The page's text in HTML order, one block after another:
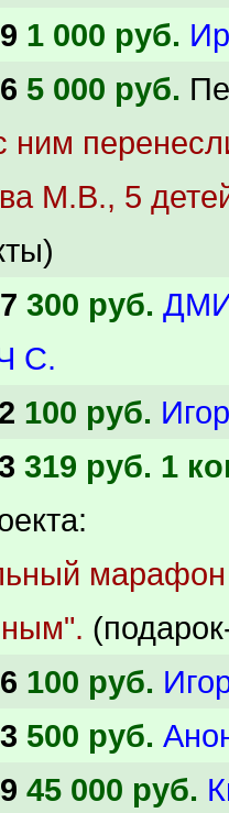
1 000 руб.
5 000 руб.
М.В., 5
300 руб.
С.
100 руб.
319 руб. 1
100 руб.
500 руб.
45 000 руб.